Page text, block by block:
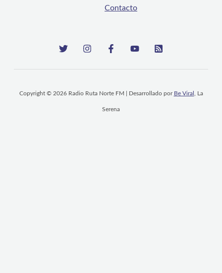
Contacto
Copyright © 2026 Radio Ruta Norte FM | Desarrollado por Be Viral , La
Serena